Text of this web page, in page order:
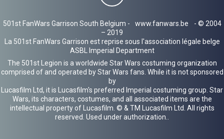
501st FanWars Garrison South Belgium - www.fanwars.be
- © 2004
– 2019
La 501st FanWars Garrison est reprise sous l'association légale belge
ASBL Imperial Department
The 501st Legion is a worldwide Star Wars costuming organization
comprised of and operated by Star Wars fans. While it is not sponsored
by
Lucasfilm Ltd, it is Lucasfilm's preferred Imperial costuming group. Star
Wars, its characters, costumes, and all associated items are the
intellectual property of Lucasfilm. © & TM Lucasfilm Ltd. All rights
reserved. Used under authorization..